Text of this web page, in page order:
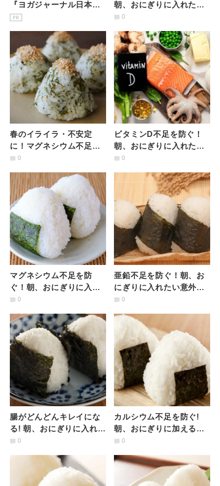
『ヨガジャーナル日本
版』予約購読のご案内
PR
朝、おにぎりに入れたい
意外な具材とは？【管理
0
春のイライラ・不安定
に！マグネシウム不足を
防ぐ「おにぎりにプラス
理栄養士が解説】
0
ビタミンD不足を防ぐ！
朝、おにぎりに入れたい
意外な食材とは？｜管理
0
マグネシウム不足を防
ぐ！朝、おにぎりに入れ
たい意外な具材とは？｜
0
亜鉛不足を防ぐ！朝、お
にぎりに入れたい意外な
具材とは？｜管理栄養士
0
腸がどんどんキレイにな
る! 朝、おにぎりに入れた
い食材とは?｜管理栄養士
0
カルシウム不足を防ぐ!
朝、おにぎりに加えると
良い食材とは?｜管理栄養
0